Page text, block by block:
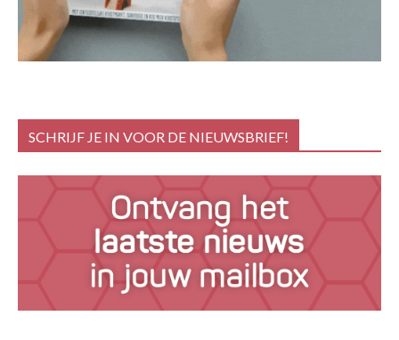
SCHRIJF JE IN VOOR DE NIEUWSBRIEF!